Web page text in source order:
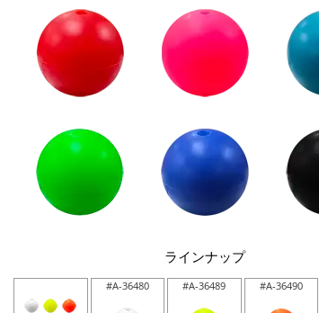
ラインナップ
#A-36480 #A-36489 #A-36490